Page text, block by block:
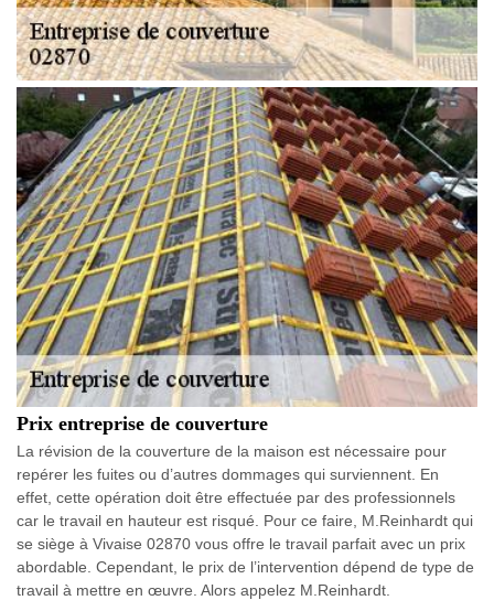
Prix entreprise de couverture
La révision de la couverture de la maison est nécessaire pour
repérer les fuites ou d’autres dommages qui surviennent. En
effet, cette opération doit être effectuée par des professionnels
car le travail en hauteur est risqué. Pour ce faire, M.Reinhardt qui
se siège à Vivaise 02870 vous offre le travail parfait avec un prix
abordable. Cependant, le prix de l’intervention dépend de type de
travail à mettre en œuvre. Alors appelez M.Reinhardt.